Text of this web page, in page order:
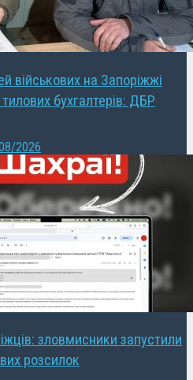
військових на Запоріжжі
бухгалтерів: ДБР
2026
зловмисники запустили
розсилок